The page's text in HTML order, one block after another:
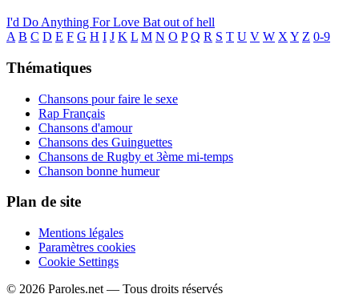
I'd Do Anything For Love Bat out of hell
A B C D E F G H I J K L M N O P Q R S T U V W X Y Z 0-9
Thématiques
Chansons pour faire le sexe
Rap Français
Chansons d'amour
Chansons des Guinguettes
Chansons de Rugby et 3ème mi-temps
Chanson bonne humeur
Plan de site
Mentions légales
Paramètres cookies
Cookie Settings
© 2026 Paroles.net — Tous droits réservés